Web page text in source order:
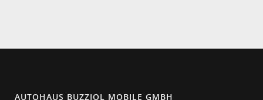
AUTOHAUS BUZZIOL MOBILE GMBH